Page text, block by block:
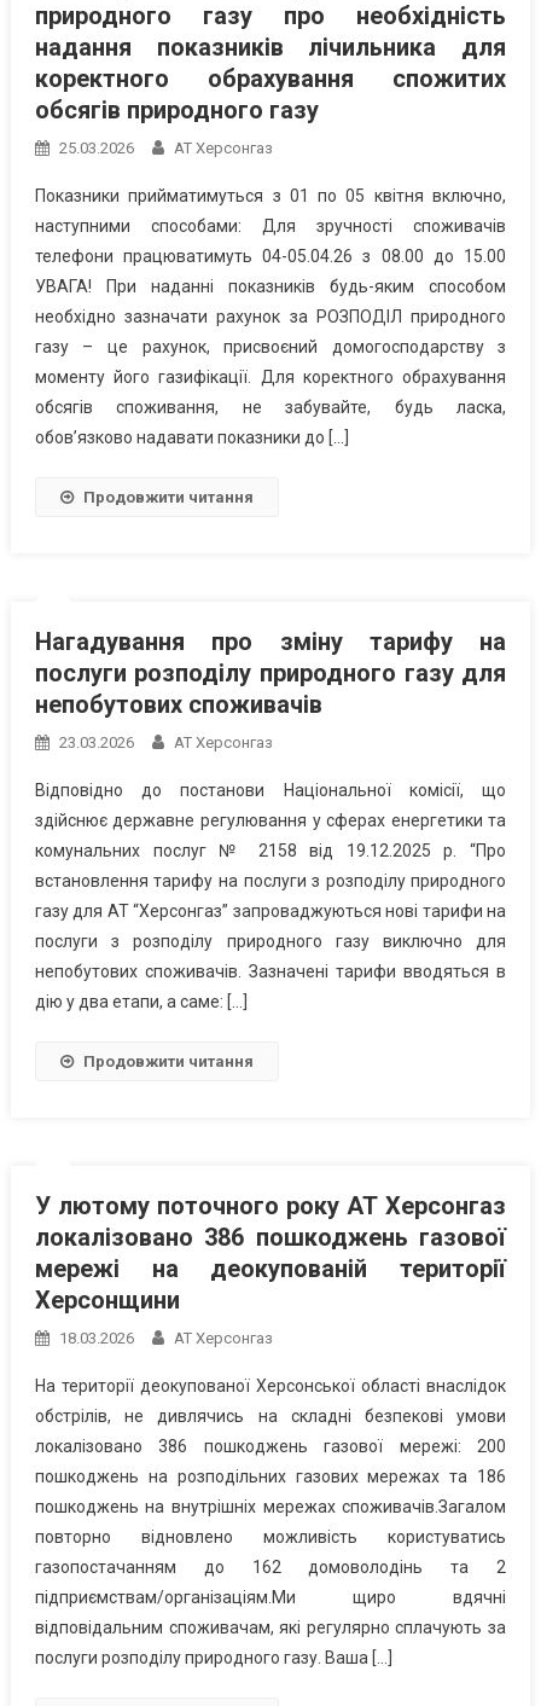
природного газу про необхідність
надання показників лічильника для
коректного обрахування спожитих
обсягів природного газу
25.03.2026 АТ Херсонгаз
Показники прийматимуться з 01 по 05 квітня включно,
наступними способами: Для зручності споживачів
телефони працюватимуть 04-05.04.26 з 08.00 до 15.00
УВАГА! При наданні показників будь-яким способом
необхідно зазначати рахунок за РОЗПОДІЛ природного
газу – це рахунок, присвоєний домогосподарству з
моменту його газифікації. Для коректного обрахування
обсягів споживання, не забувайте, будь ласка,
обов’язково надавати показники до […]
Продовжити читання
Нагадування про зміну тарифу на
послуги розподілу природного газу для
непобутових споживачів
23.03.2026 АТ Херсонгаз
Відповідно до постанови Національної комісії, що
здійснює державне регулювання у сферах енергетики та
комунальних послуг № 2158 від 19.12.2025 р. “Про
встановлення тарифу на послуги з розподілу природного
газу для АТ “Херсонгаз” запроваджуються нові тарифи на
послуги з розподілу природного газу виключно для
непобутових споживачів. Зазначені тарифи вводяться в
дію у два етапи, а саме: […]
Продовжити читання
У лютому поточного року АТ Херсонгаз
локалізовано 386 пошкоджень газової
мережі на деокупованій території
Херсонщини
18.03.2026 АТ Херсонгаз
На території деокупованої Херсонської області внаслідок
обстрілів, не дивлячись на складні безпекові умови
локалізовано 386 пошкоджень газової мережі: 200
пошкоджень на розподільних газових мережах та 186
пошкоджень на внутрішніх мережах споживачів.Загалом
повторно відновлено можливість користуватись
газопостачанням до 162 домоволодінь та 2
підприємствам/організаціям.Ми щиро вдячні
відповідальним споживачам, які регулярно сплачують за
послуги розподілу природного газу. Ваша […]